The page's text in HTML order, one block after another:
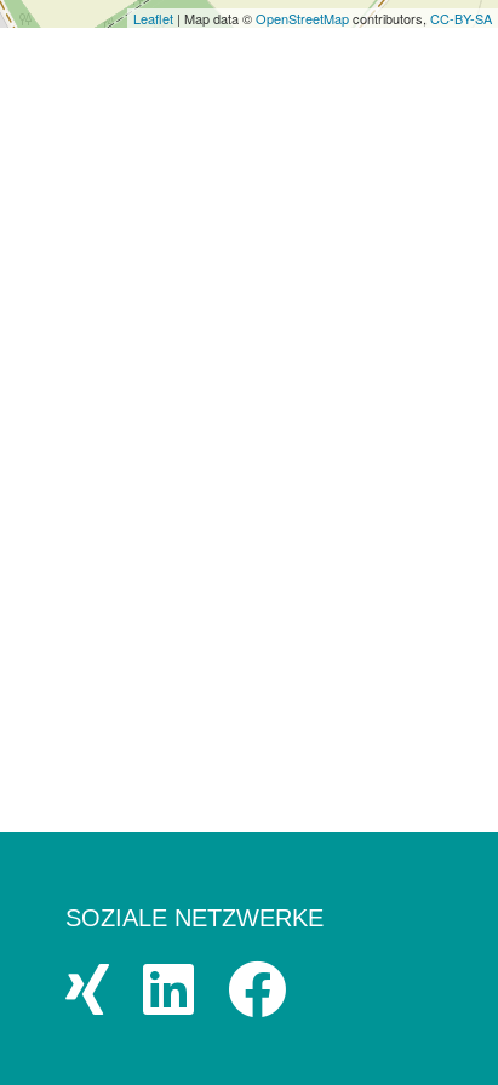
Leaflet | Map data ©OpenStreetMapcontributors, CC-BY-SA
SOZIALE NETZWERKE